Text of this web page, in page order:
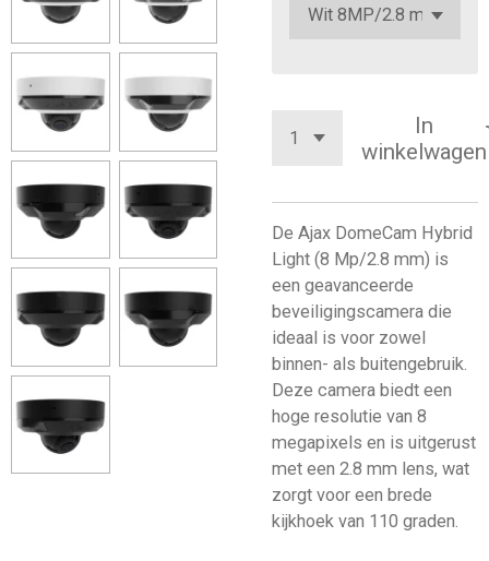
In
winkelwagen
De Ajax DomeCam Hybrid
Light (8 Mp/2.8 mm) is
een geavanceerde
beveiligingscamera die
ideaal is voor zowel
binnen- als buitengebruik.
Deze camera biedt een
hoge resolutie van 8
megapixels en is uitgerust
met een 2.8 mm lens, wat
zorgt voor een brede
kijkhoek van 110 graden.